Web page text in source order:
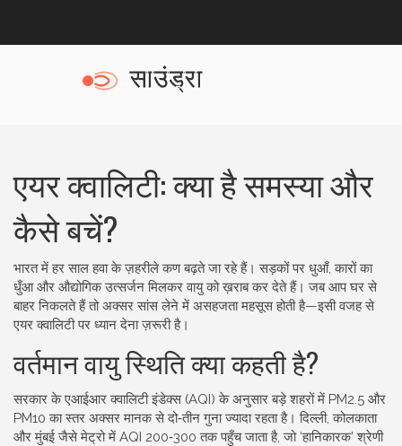
एयर क्वालिटी: क्या है समस्या और
कैसे बचें?
भारत में हर साल हवा के ज़हरीले कण बढ़ते जा रहे हैं। सड़कों पर धुआँ, कारों का
धुँआ और औद्योगिक उत्सर्जन मिलकर वायु को ख़राब कर देते हैं। जब आप घर से
बाहर निकलते हैं तो अक्सर सांस लेने में असहजता महसूस होती है—इसी वजह से
एयर क्वालिटी पर ध्यान देना ज़रूरी है।
वर्तमान वायु स्थिति क्या कहती है?
सरकार के एआईआर क्वालिटी इंडेक्स (AQI) के अनुसार बड़े शहरों में PM2.5 और
PM10 का स्तर अक्सर मानक से दो‑तीन गुना ज्यादा रहता है। दिल्ली, कोलकाता
और मुंबई जैसे मेट्रो में AQI 200‑300 तक पहुँच जाता है, जो ‘हानिकारक’ श्रेणी